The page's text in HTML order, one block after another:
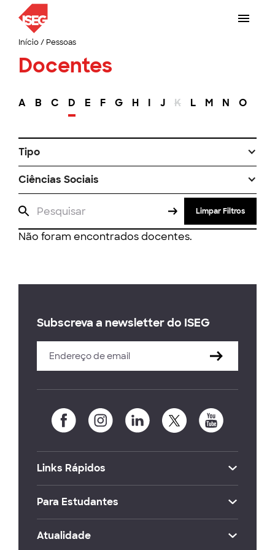
Início/ Pessoas
Docentes
A B C D E F G H I J K L M N O
Tipo
Ciências Sociais
Limpar Filtros
Não foram encontrados docentes.
Subscreva a newsletter do ISEG
Links Rápidos
Para Estudantes
Atualidade